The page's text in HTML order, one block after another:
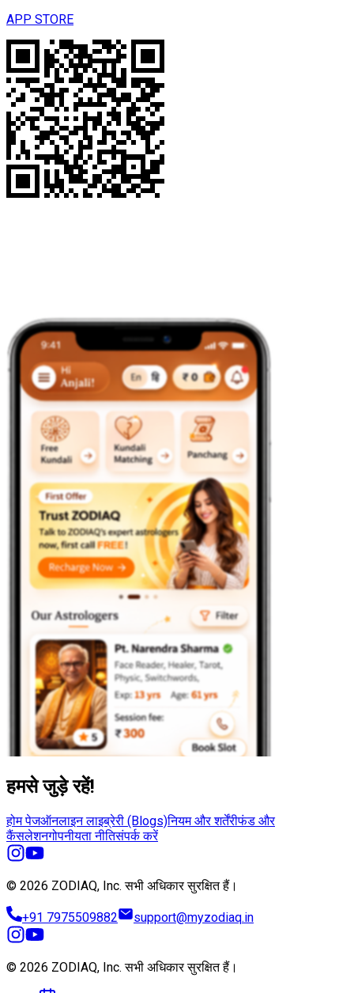
APP STORE
हमसे जुड़े रहें!
होम पेजऑनलाइन लाइब्रेरी (Blogs)नियम और शर्तेंरीफंड और
कैंसलेशनगोपनीयता नीतिसंपर्क करें
© 2026 ZODIAQ, Inc.सभी अधिकार सुरक्षित हैं।
+91 7975509882 support@myzodiaq.in
© 2026 ZODIAQ, Inc.सभी अधिकार सुरक्षित हैं।